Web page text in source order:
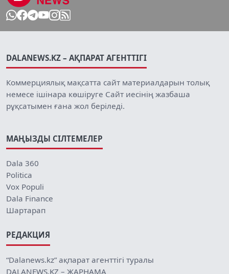
DALANEWS.KZ – АҚПАРАТ АГЕНТТІГІ
Коммерциялық мақсатта сайт материалдарын толық
немесе ішінара көшіруге Сайт иесінің жазбаша
рұқсатымен ғана жол беріледі.
МАҢЫЗДЫ СІЛТЕМЕЛЕР
Dala 360
Politica
Vox Populi
Dala Finance
Шартарап
РЕДАКЦИЯ
“Dalanews.kz” ақпарат агенттігі туралы
DALANEWS.KZ – ЖАРНАМА